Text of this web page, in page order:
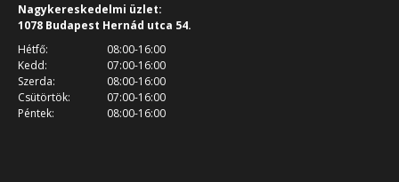
Nagykereskedelmi üzlet:
1078 Budapest Hernád utca 54.
Hétfő:
08:00-16:00
Kedd:
07:00-16:00
Szerda:
08:00-16:00
Csütörtök:
07:00-16:00
Péntek:
08:00-16:00